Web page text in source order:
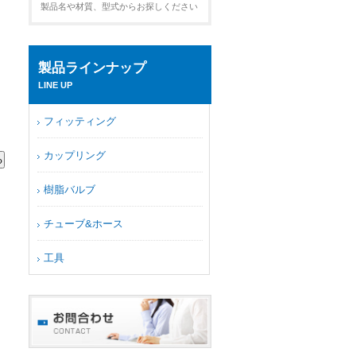
製品名や材質、型式からお探しください
製品ラインナップ
LINE UP
フィッティング
カップリング
樹脂バルブ
チューブ&ホース
工具